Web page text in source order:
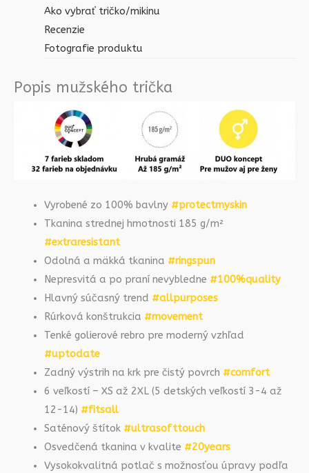
Ako vybrať tričko/mikinu
Recenzie
Fotografie produktu
Popis mužského trička
Vyrobené zo 100% bavlny #protectmyskin
Tkanina strednej hmotnosti 185 g/m²
#extraresistant
Odolná a mäkká tkanina #ringspun
Nepresvitá a po praní nevybledne #100%quality
Hlavný súčasný trend #allpurposes
Rúrková konštrukcia #movement
Tenké golierové rebro pre moderný vzhľad
#uptodate
Zadný výstrih na krk pre čistý povrch #comfort
6 veľkostí – XS až 2XL (5 detských veľkostí 3-4 až
12-14) #fitsall
Saténový štítok #ultrasofttouch
Osvedčená tkanina v kvalite #20years
Vysokokvalitná potlač s možnosťou úpravy podľa